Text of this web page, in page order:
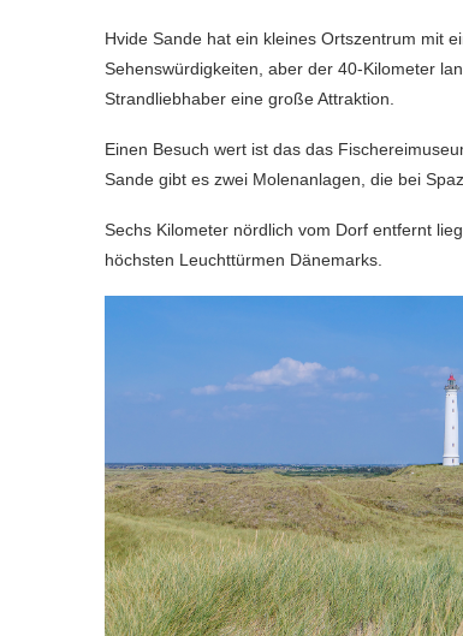
Hvide Sande hat ein kleines Ortszentrum mit
Sehenswürdigkeiten, aber der 40-Kilometer
Strandliebhaber eine große Attraktion.
Einen Besuch wert ist das das
Sande gibt es zwei Molenanlagen, die bei
Sechs Kilometer nördlich vom Dorf entfernt
höchsten Leuchttürmen Dänemarks.